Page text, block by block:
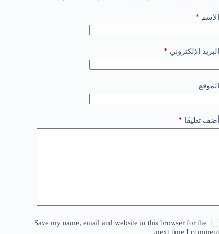
الاسم *
البريد الإلكتروني *
الموقع
أضف تعليقًا *
Save my name, email and website in this browser for the
next time I comment.